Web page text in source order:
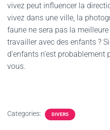
vivez peut influencer la
vivez dans une ville, la
faune ne sera pas la
travailler avec des enfants ?
d’enfants n’est
vous.
Categories: DIVERS